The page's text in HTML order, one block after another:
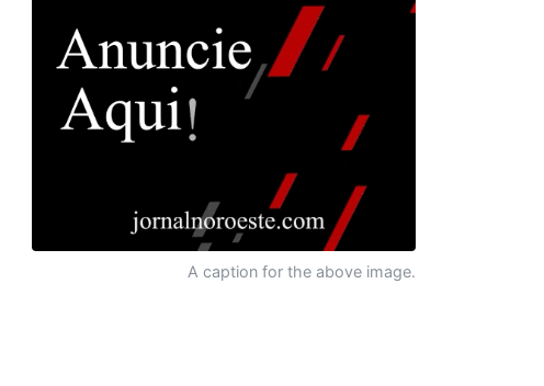
A caption for the above image.